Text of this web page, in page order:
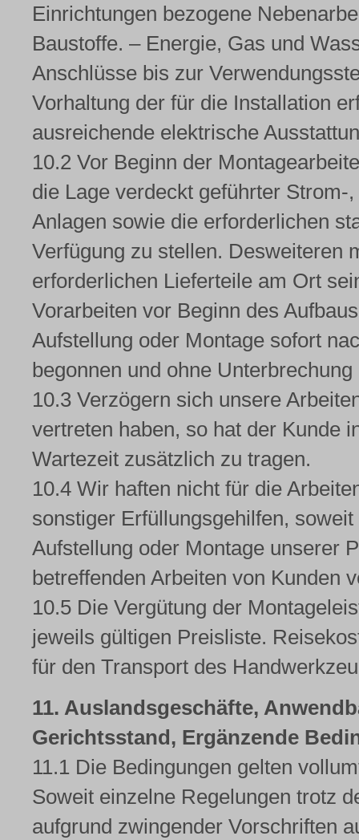
Einrichtungen bezogene
Baustoffe. – Energie, Gas und
Anschlüsse bis zur
Vorhaltung der für die Installation
ausreichende elektrische
10.2 Vor Beginn der
die Lage verdeckt geführter
Anlagen sowie die erforderlichen
Verfügung zu stellen. Desweiteren
erforderlichen Lieferteile am Ort
Vorarbeiten vor Beginn des
Aufstellung oder Montage sofort
begonnen und ohne
10.3 Verzögern sich unsere
vertreten haben, so hat der Kunde
Wartezeit zusätzlich zu tragen.
10.4 Wir haften nicht für die
sonstiger Erfüllungsgehilfen,
Aufstellung oder Montage unserer
betreffenden Arbeiten von Kunden
10.5 Die Vergütung der
jeweils gültigen Preisliste.
für den Transport des
11. Auslandsgeschäfte,
Gerichtsstand, Ergänzende
11.1 Die Bedingungen gelten
Soweit einzelne Regelungen trotz
aufgrund zwingender Vorschriften